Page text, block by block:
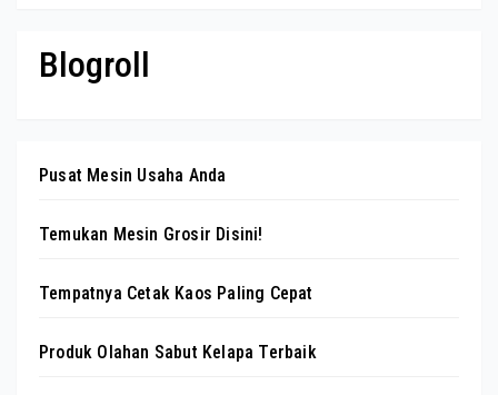
Blogroll
Pusat Mesin Usaha Anda
Temukan Mesin Grosir Disini!
Tempatnya Cetak Kaos Paling Cepat
Produk Olahan Sabut Kelapa Terbaik